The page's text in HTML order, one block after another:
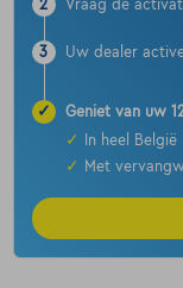
2 Vraag de
3 Uw dealer
✓
Geniet van uw
✓
In heel België
✓
Met